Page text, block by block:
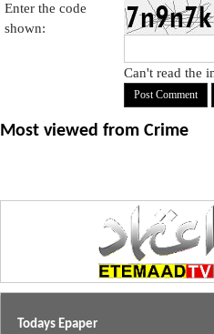
Enter the code
shown:
Can't read the
Most viewed from Crime
Todays Epaper